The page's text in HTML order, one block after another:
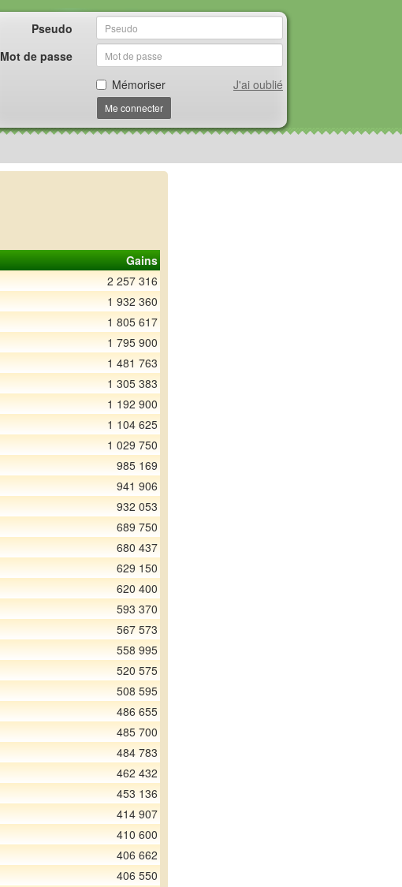
Pseudo
Mot de passe
Mémoriser
J'ai oublié
Me connecter
Gains
2 257 316
1 932 360
1 805 617
1 795 900
1 481 763
1 305 383
1 192 900
1 104 625
1 029 750
985 169
941 906
932 053
689 750
680 437
629 150
620 400
593 370
567 573
558 995
520 575
508 595
486 655
485 700
484 783
462 432
453 136
414 907
410 600
406 662
406 550